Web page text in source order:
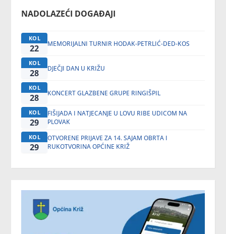
NADOLAZEĆI DOGAĐAJI
KOL
22 MEMORIJALNI TURNIR HODAK-PETRLIĆ-DED-KOS
KOL
28 DJEČJI DAN U KRIŽU
KOL
28 KONCERT GLAZBENE GRUPE RINGIŠPIL
KOL
29
FIŠIJADA I NATJECANJE U LOVU RIBE UDICOM NA
PLOVAK
KOL
29
OTVORENE PRIJAVE ZA 14. SAJAM OBRTA I
RUKOTVORINA OPĆINE KRIŽ